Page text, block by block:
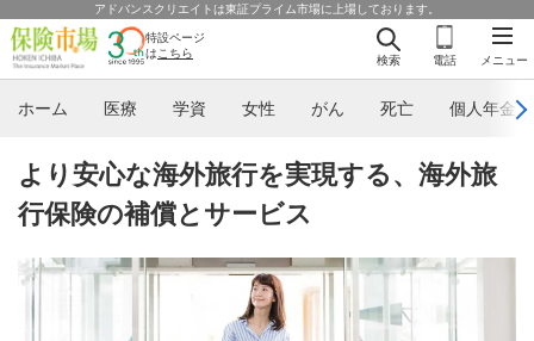
アドバンスクリエイトは東証プライム市場に上場しております。
メニュー
検索 電話
特設ページ
は こちら
ホーム 医療 学資 女性 がん 死亡 個人年金
より安心な海外旅行を実現する、海外旅
行保険の補償とサービス